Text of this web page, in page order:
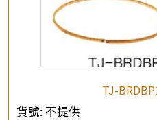
TJ-
貨號: 不提供